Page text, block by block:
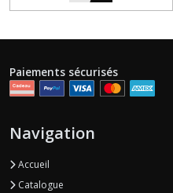
Paiements sécurisés
Navigation
Accueil
Catalogue